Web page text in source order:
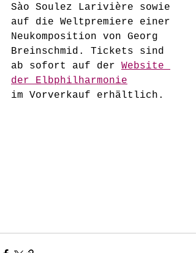
Sào Soulez Larivière sowie
auf die Weltpremiere einer
Neukomposition von Georg
Breinschmid. Tickets sind
ab sofort auf der Website
der Elbphilharmonie
im Vorverkauf erhältlich.